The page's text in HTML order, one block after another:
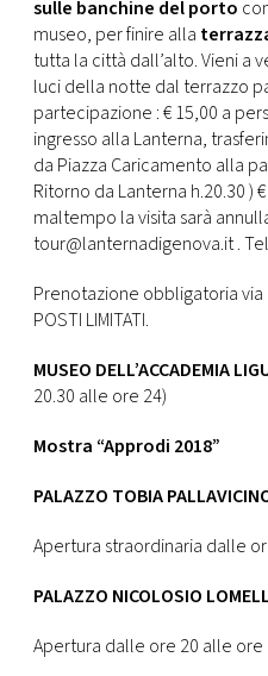
sulle banchine del porto
museo, per finire alla
tutta la città dall’alto. Vieni a
luci della notte dal terrazzo
partecipazione : € 15,00 a
ingresso alla Lanterna,
da Piazza Caricamento alla
Ritorno da Lanterna h.20.30 )
maltempo la visita sarà
tour@lanternadigenova.it .
Prenotazione obbligatoria
POSTI LIMITATI.
MUSEO DELL’ACCADEMIA
20.30 alle ore 24)
Mostra “Approdi 2018”
PALAZZO TOBIA
Apertura straordinaria dalle
PALAZZO NICOLOSIO
Apertura dalle ore 20 alle ore